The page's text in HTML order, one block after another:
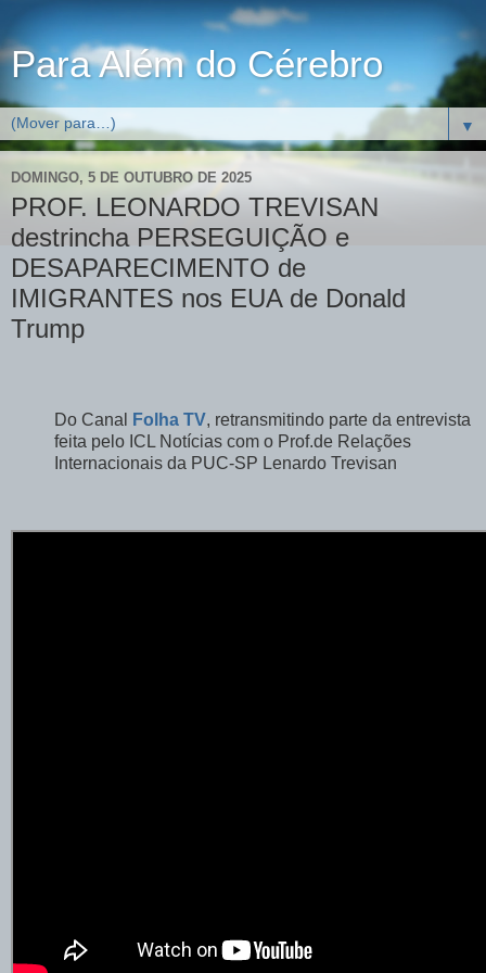
Para Além do Cérebro
▼
DOMINGO, 5 DE OUTUBRO DE 2025
PROF. LEONARDO TREVISAN
destrincha PERSEGUIÇÃO e
DESAPARECIMENTO de
IMIGRANTES nos EUA de Donald
Trump
Do Canal Folha TV, retransmitindo parte da entrevista
feita pelo ICL Notícias com o Prof.de Relações
Internacionais da PUC-SP Lenardo Trevisan